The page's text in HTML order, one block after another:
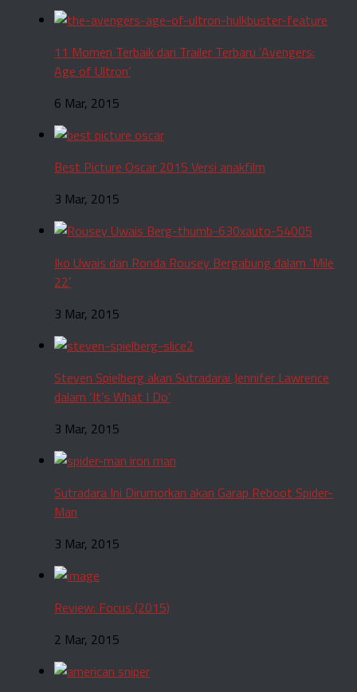
11 Momen Terbaik dari Trailer Terbaru ‘Avengers:
Age of Ultron’
6 Mar, 2015
Best Picture Oscar 2015 Versi anakfilm
3 Mar, 2015
Iko Uwais dan Ronda Rousey Bergabung dalam ‘Mile
22′
3 Mar, 2015
Steven Spielberg akan Sutradarai Jennifer Lawrence
dalam ‘It’s What I Do’
3 Mar, 2015
Sutradara Ini Dirumorkan akan Garap Reboot Spider-
Man
3 Mar, 2015
Review: Focus (2015)
2 Mar, 2015